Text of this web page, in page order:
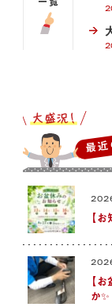
最
【
【
か✨